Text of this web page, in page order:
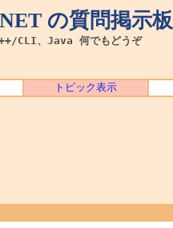
の質問掲示板
CLI、Java 何でもどうぞ
トピック表示